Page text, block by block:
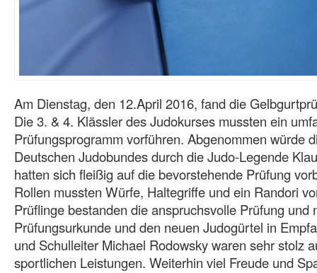
Am Dienstag, den 12.April 2016, fand die
Die 3. & 4. Klässler des Judokurses mussten ein
Prüfungsprogramm vorführen. Abgenommen würde
Deutschen Judobundes durch die Judo-Legende
hatten sich fleißig auf die bevorstehende Prüfung
Rollen mussten Würfe, Haltegriffe und ein Randori
Prüflinge bestanden die anspruchsvolle Prüfung und
Prüfungsurkunde und den neuen Judogürtel in
und Schulleiter Michael Rodowsky waren sehr stolz
sportlichen Leistungen. Weiterhin viel Freude und